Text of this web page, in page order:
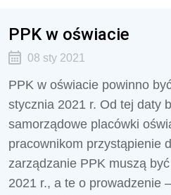
PPK w oświacie
08 sty 2021
PPK w oświacie powinno
stycznia 2021 r. Od tej daty
samorządowe placówki
pracownikom przystąpienie
zarządzanie PPK muszą
2021 r., a te o prowadzenie